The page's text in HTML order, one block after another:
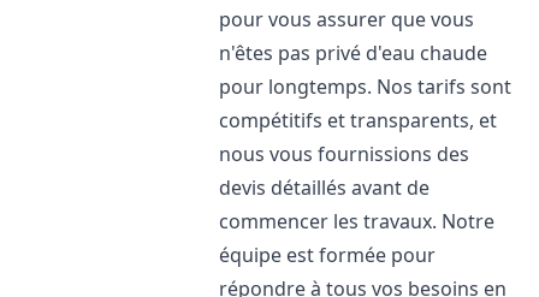
pour vous assurer que vous
n'êtes pas privé d'eau chaude
pour longtemps. Nos tarifs sont
compétitifs et transparents, et
nous vous fournissions des
devis détaillés avant de
commencer les travaux. Notre
équipe est formée pour
répondre à tous vos besoins en